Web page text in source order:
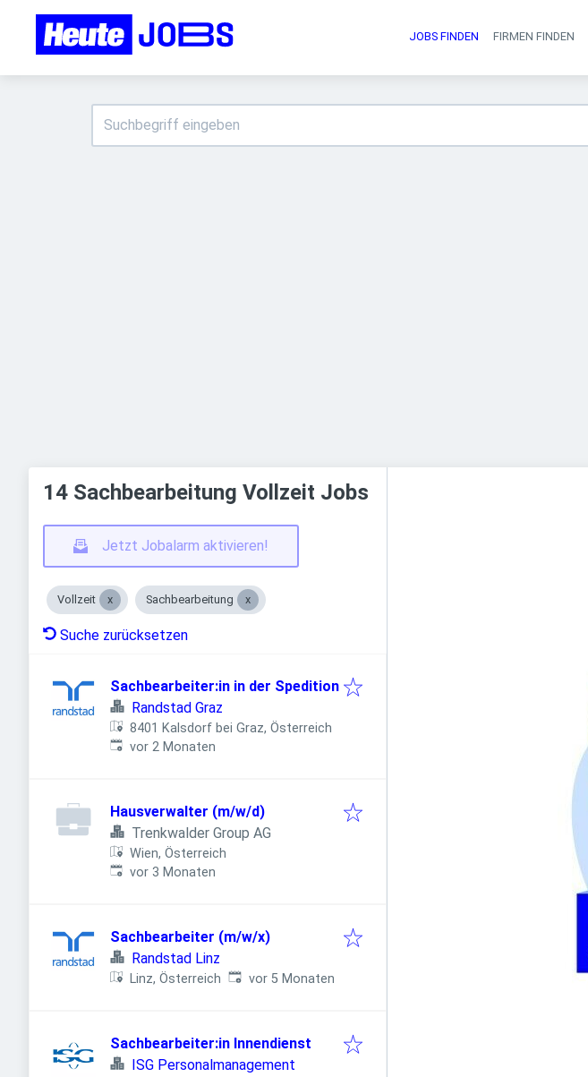
JOBS FINDEN FIRMEN FINDEN
14 Sachbearbeitung Vollzeit Jobs
Jetzt Jobalarm aktivieren!
Vollzeit Sachbearbeitung
Suche zurücksetzen
Sachbearbeiter:in in der Spedition
Randstad Graz
8401 Kalsdorf bei Graz, Österreich
Veröffentlicht:
vor 2 Monaten
Hausverwalter (m/w/d)
Trenkwalder Group AG
Wien, Österreich
Veröffentlicht:
vor 3 Monaten
Sachbearbeiter (m/w/x)
Randstad Linz
Linz, Österreich Veröffentlicht:
vor 5 Monaten
Sachbearbeiter:in Innendienst
ISG Personalmanagement